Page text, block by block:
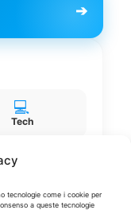
tecnologie come i cookie per
a queste tecnologie
➔
💻
Tech
👗